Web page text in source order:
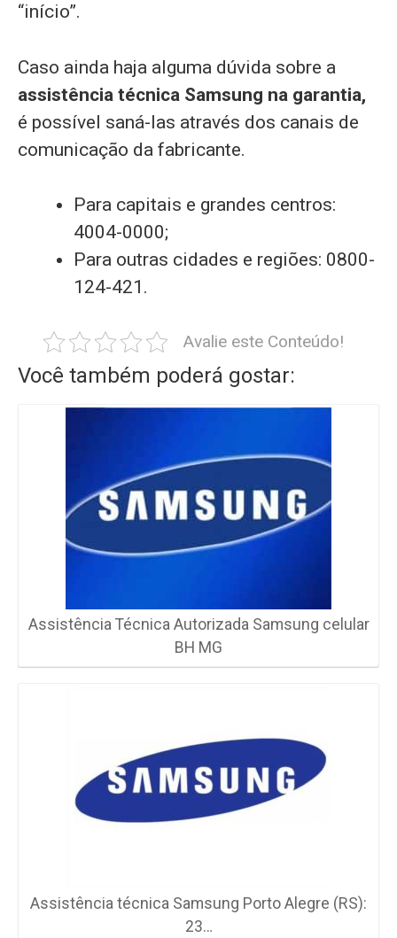
“início”.
Caso ainda haja alguma dúvida sobre a
assistência técnica Samsung na garantia,
é possível saná-las através dos canais de
comunicação da fabricante.
Para capitais e grandes centros:
4004-0000;
Para outras cidades e regiões: 0800-
124-421.
Avalie este Conteúdo!
Você também poderá gostar:
Assistência Técnica Autorizada Samsung celular
BH MG
Assistência técnica Samsung Porto Alegre (RS):
23…